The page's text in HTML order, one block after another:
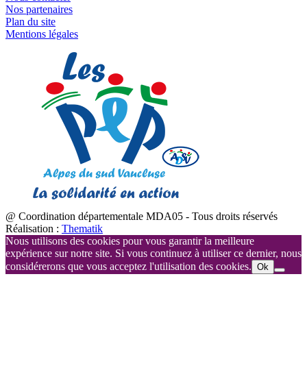
Nos partenaires
Plan du site
Mentions légales
@ Coordination départementale MDA05 - Tous droits réservés
Réalisation : Thematik
Nous utilisons des cookies pour vous garantir la meilleure
expérience sur notre site. Si vous continuez à utiliser ce dernier, nous
considérerons que vous acceptez l'utilisation des cookies. Ok